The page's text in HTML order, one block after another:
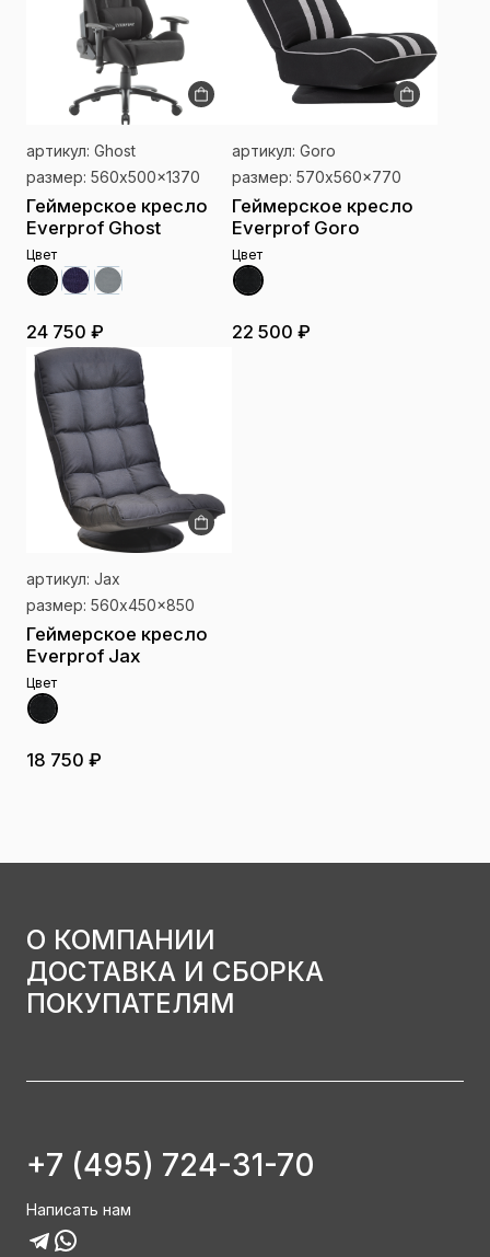
артикул: Ghost
размер: 560x500x1370
Геймерское кресло
Everprof Ghost
Цвет
24 750 ₽
артикул: Goro
размер: 570x560x770
Геймерское кресло
Everprof Goro
Цвет
22 500 ₽
артикул: Jax
размер: 560x450x850
Геймерское кресло
Everprof Jax
Цвет
18 750 ₽
О КОМПАНИИ
ДОСТАВКА И СБОРКА
ПОКУПАТЕЛЯМ
+7 (495) 724-31-70
Написать нам